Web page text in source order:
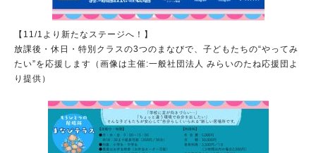
【11/1より新たなステージへ！】
放課後・休日・特別クラスの3つのまなびで、子どもたちの“やってみ
たい”を応援します（画像は主催:一般社団法人 みらいのたね応援団よ
り提供）